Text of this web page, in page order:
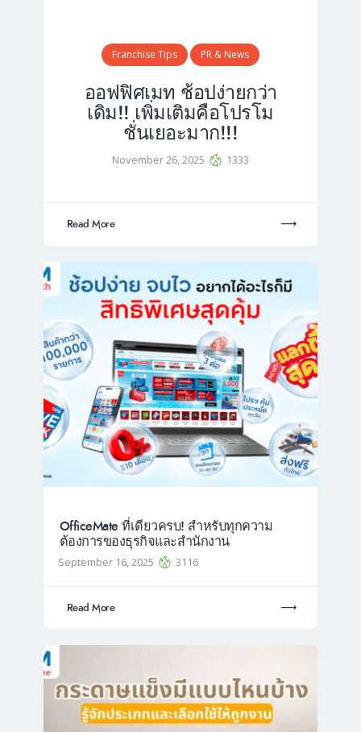
Franchise Tips PR & News
ออฟฟิศเมท ช้อปง่ายกว่า
เดิม!! เพิ่มเติมคือโปรโม
ชั่นเยอะมาก!!!
November 26, 2025 1333
Read More
OfficeMate ที่เดียวครบ! สำหรับทุกความ
ต้องการของธุรกิจและสำนักงาน
September 16, 2025 3116
Read More